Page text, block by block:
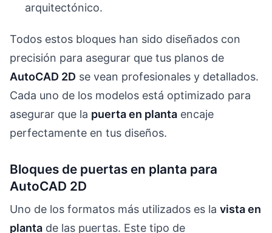
arquitectónico.
Todos estos bloques han sido diseñados con
precisión para asegurar que tus planos de
AutoCAD 2D se vean profesionales y detallados.
Cada uno de los modelos está optimizado para
asegurar que la puerta en planta encaje
perfectamente en tus diseños.
Bloques de puertas en planta para
AutoCAD 2D
Uno de los formatos más utilizados es la vista en
planta de las puertas. Este tipo de